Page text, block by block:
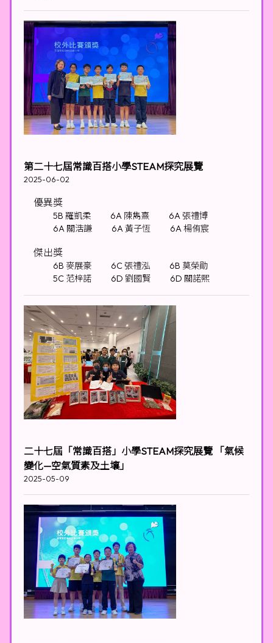
第二十七屆常識百搭小學STEAM探究展覽
2025-06-02
優異獎
5B 羅凱柔 6A 陳雋熹
6A 張禮博
6A 關浩謙
6A 黃子恆 6A 楊侑宸
傑出獎
6B 麥展豪 6C 張禮泓
6B 莫榮勛
5C 范梓諾
6D 劉國賢 6D 關諾熙
二十七屆「常識百搭」小學STEAM探究展覽 「氣候
變化—空氣質素及土壤」
2025-05-09